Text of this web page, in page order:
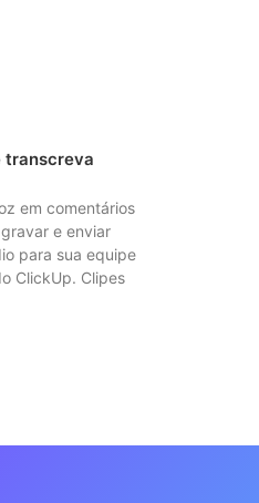
transcreva
em comentários
e enviar
para sua equipe
ClickUp. Clipes